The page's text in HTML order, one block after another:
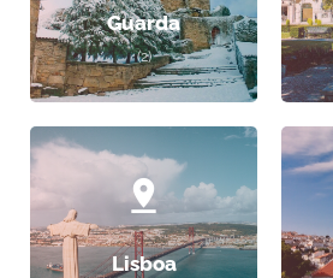
Guarda
(2)
Lisboa